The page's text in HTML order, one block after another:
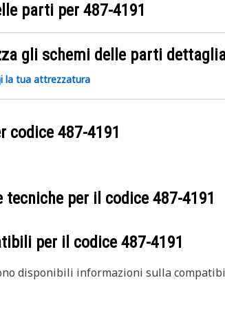
parti per 487-4191
gli schemi delle parti
la tua attrezzatura
codice 487-4191
tecniche per il codice 487-4191
per il codice 487-4191
disponibili informazioni sulla